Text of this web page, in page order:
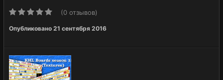
(0 отзывов)
Опубликовано 21 сентября 2016